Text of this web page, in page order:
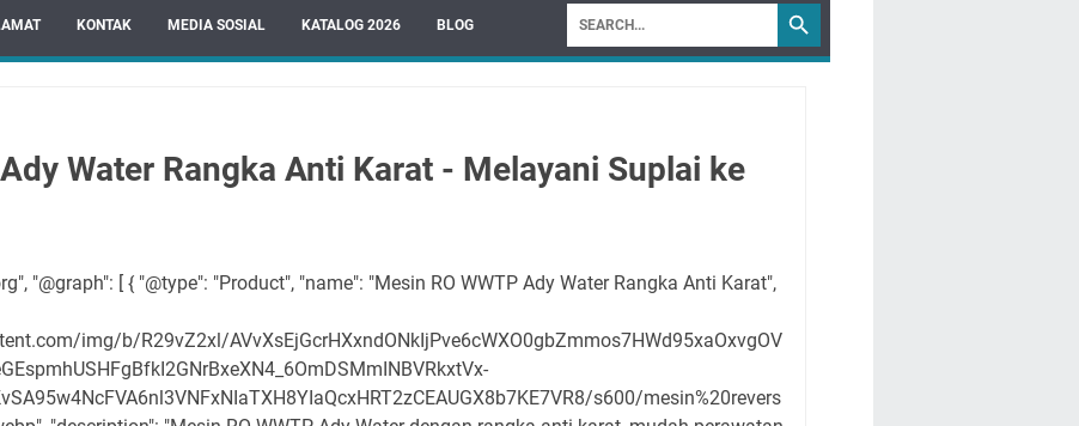
KONTAK MEDIA SOSIAL KATALOG 2026 BLOG
Water Rangka Anti Karat - Melayani Suplai ke
"@graph": [ { "@type": "Product", "name": "Mesin RO WWTP Ady Water Rangka Anti Karat",
img/b/R29vZ2xl/AVvXsEjGcrHXxndONkIjPve6cWXO0gbZmmos7HWd95xaOxvgOV
s600/mesin%20revers